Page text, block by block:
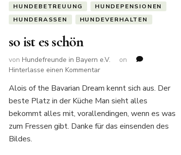
HUNDEBETREUUNG
HUNDEPENSIONEN
HUNDERASSEN
HUNDEVERHALTEN
so ist es schön
von Hundefreunde in Bayern e.V.
on
Hinterlasse einen Kommentarzu
ist
es
schön
Alois of the Bavarian Dream kennt sich aus. Der
beste Platz in der Küche Man sieht alles
bekommt alles mit, vorallendingen, wenn es was
zum Fressen gibt. Danke für das einsenden des
Bildes.